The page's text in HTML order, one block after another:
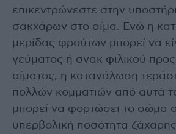
επικεντρώνεστε στην
σακχάρων στο αίμα. Ενώ η
μερίδας φρούτων μπορεί να
γεύματος ή σνακ φιλικού
αίματος, η κατανάλωση
πολλών κομματιών από αυτά
μπορεί να φορτώσει το σώμα
υπερβολική ποσότητα